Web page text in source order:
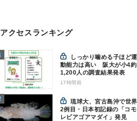
アクセスランキング
動能力は高い 阪大が小4約
1,200人の調査結果発表
17時間前
琉球大、宮古島沖で世界
2例目・日本初記録の「コモ
レビアゴアマダイ」発見